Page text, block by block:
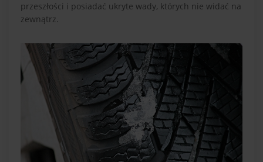
przeszłości i posiadać ukryte wady, których nie widać na
zewnątrz.